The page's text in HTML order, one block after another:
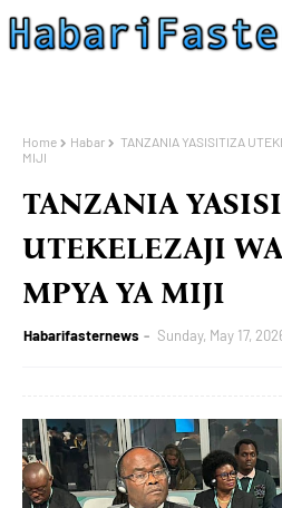
Home Habar
TANZANIA YASISITIZA
MIJI
TANZANIA
UTEKELEZAJI
MPYA YA MIJI
Habarifasternews Sunday, May 17,